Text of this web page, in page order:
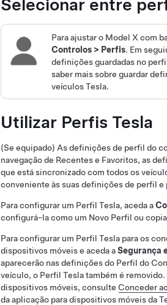
Selecionar entre
Para ajustar o Model X com
Controlos> Perfis. Em
definições guardadas no
saber mais sobre guardar
veículos Tesla.
Utilizar Perfis Tesla
(Se equipado) As definições de perfil do
navegação de Recentes e Favoritos, as
que está sincronizado com todos os
conveniente às suas definições de perfil
Para configurar um Perfil Tesla, aceda a
configurá-la como um Novo Perfil ou
Para configurar um Perfil Tesla para os
dispositivos móveis e aceda aSegurança
aparecerão nas definições do Perfil do
veículo, o Perfil Tesla também é
dispositivos móveis, consulte Conceder
da aplicação para dispositivos móveis da